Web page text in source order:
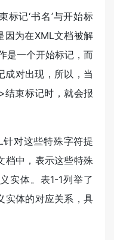
标记‘书名’与开始标
因为在XML文档被解
是一个开始标记，而
成对出现，所以，当
束标记时，就会报
对这些特殊字符提
档中，表示这些特殊
实体。表1-1列举了
实体的对应关系，具